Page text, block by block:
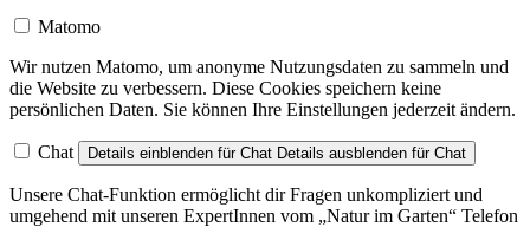
die Website zu verbessern. Diese Cookies speichern keine
persönlichen Daten. Sie können Ihre Einstellungen jederzeit ändern.
Unsere Chat-Funktion ermöglicht dir Fragen unkompliziert und
umgehend mit unseren ExpertInnen vom „Natur im Garten“ Telefon
zu klären.